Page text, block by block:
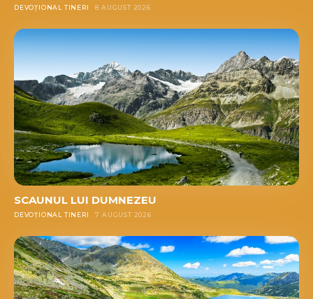
DEVOȚIONAL TINERI 8 AUGUST 2026
SCAUNUL LUI DUMNEZEU
DEVOȚIONAL TINERI 7 AUGUST 2026